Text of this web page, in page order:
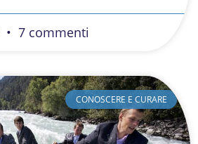
7 commenti
CONOSCERE E CURARE